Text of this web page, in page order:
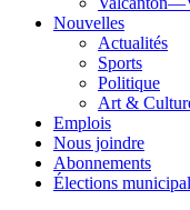
Nouvelles
Actualités
Sports
Politique
Art &
Emplois
Nous joindre
Abonnements
Élections